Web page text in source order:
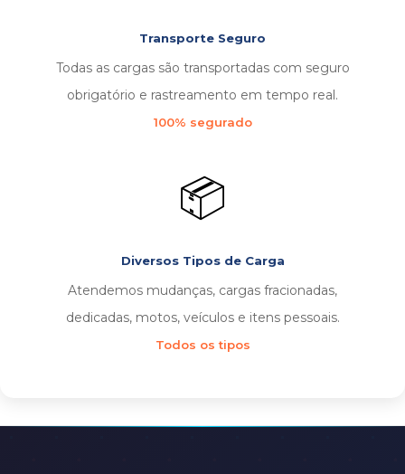
Transporte Seguro
Todas as cargas são transportadas com seguro
obrigatório e rastreamento em tempo real.
100% segurado
📦
Diversos Tipos de Carga
Atendemos mudanças, cargas fracionadas,
dedicadas, motos, veículos e itens pessoais.
Todos os tipos